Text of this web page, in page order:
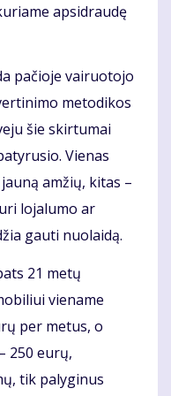
apsidraudę
pačioje vairuotojo
metodikos
šie skirtumai
Vienas
amžių, kitas –
lojalumo ar
gauti nuolaidą.
21 metų
viename
per metus, o
250 eurų,
tik palyginus